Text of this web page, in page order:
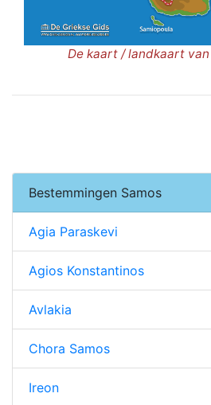
De kaart / landkaart van
Bestemmingen Samos
Agia Paraskevi
Agios Konstantinos
Avlakia
Chora Samos
Ireon